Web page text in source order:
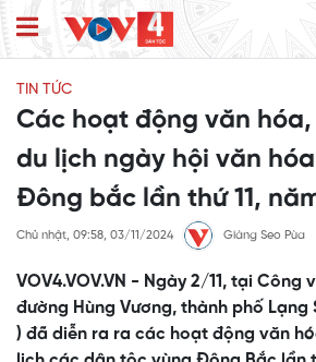
TIN TỨC
Các hoạt động văn
du lịch ngày hội văn
Đông bắc lần thứ 11,
Chủ nhật, 09:58, 03/11/2024 Giàng Seo Pùa
VOV4.VOV.VN - Ngày 2/11, tại Công
đường Hùng Vương, thành phố Lạng
) đã diễn ra ra các hoạt động văn